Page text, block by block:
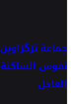
جماعة
نفوس الساكنة
العاجل